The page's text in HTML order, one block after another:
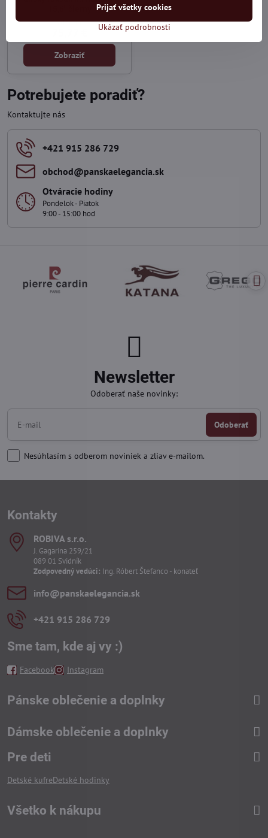
Skladom
Zobraziť
Potrebujete poradiť?
Kontaktujte nás
+421 915 286 729
obchod​@panskaelegancia​.sk
Otváracie hodiny
Pondelok - Piatok
9:00 - 15:00 hod
Newsletter
Odoberať naše novinky:
Odoberať
Nesúhlasím s odberom noviniek a zliav e-mailom.
Kontakty
ROBIVA s​.r​.o​.
J. Gagarina 259/21
089 01 Svidník
Zodpovedný vedúci: Ing. Róbert Štefanco - konateľ
info​@panskaelegancia​.sk
+421 915 286 729
Sme tam, kde aj vy :)
Facebook Instagram
Pánske oblečenie a doplnky
Dámske oblečenie a doplnky
Pre deti
Detské kufreDetské hodinky
Všetko k nákupu
Ukázať podrobnosti
Prijať všetky cookies